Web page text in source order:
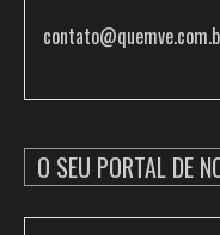
O SEU PORTAL DE